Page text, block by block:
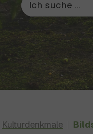
Kulturdenkmale